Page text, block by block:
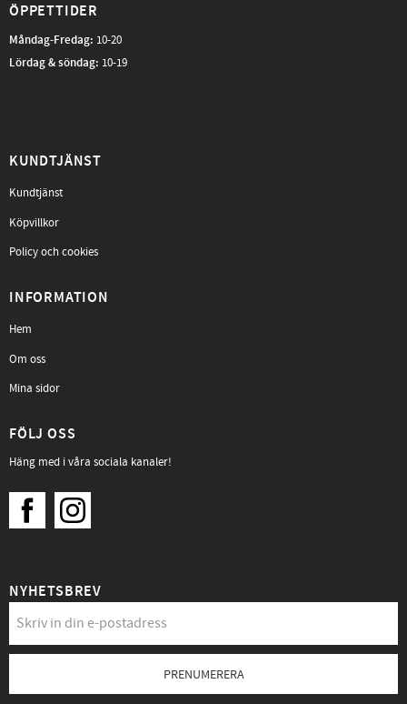
ÖPPETTIDER
Måndag-Fredag: 10-20
Lördag & söndag: 10-19
KUNDTJÄNST
Kundtjänst
Köpvillkor
Policy och cookies
INFORMATION
Hem
Om oss
Mina sidor
FÖLJ OSS
Häng med i våra sociala kanaler!
NYHETSBREV
PRENUMERERA